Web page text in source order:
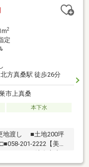
2
定
方真桑駅 徒歩26分
市上真桑
本下水
地渡し ■土地200坪
201-2222【美濃
たことありません